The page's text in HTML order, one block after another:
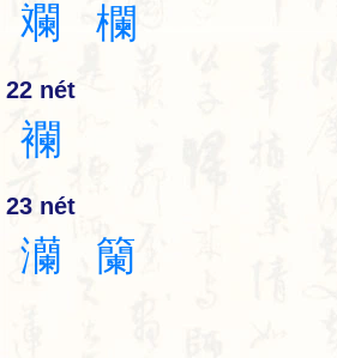
斕 欄
22 nét
襴
23 nét
灡 籣